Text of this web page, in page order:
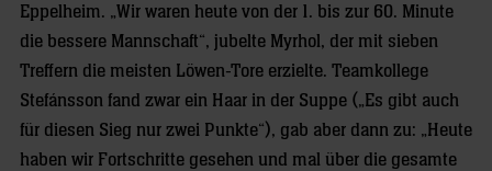
Eppelheim. „Wir waren heute von der 1. bis zur 60. Minute
die bessere Mannschaft“, jubelte Myrhol, der mit sieben
Treffern die meisten Löwen-Tore erzielte. Teamkollege
Stefánsson fand zwar ein Haar in der Suppe („Es gibt auch
für diesen Sieg nur zwei Punkte“), gab aber dann zu: „Heute
haben wir Fortschritte gesehen und mal über die gesamte